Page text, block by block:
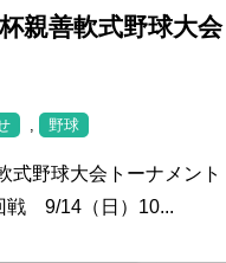
親善軟式野球大会
野球
式野球大会トーナメント
戦 9/14（日）10...